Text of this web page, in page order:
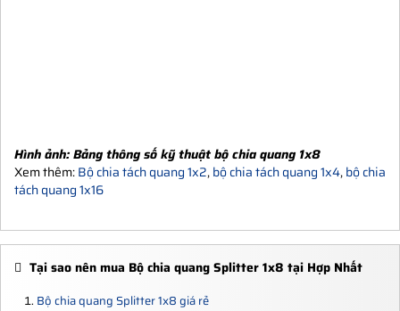
Hình ảnh:Bảng thông số kỹ thuật bộ chia quang 1x8
Xem thêm:Bộ chia tách quang 1x2,bộ chia tách quang 1x4,bộ chia
tách quang 1x16
Tại sao nên mua Bộ chia quang Splitter 1x8 tại Hợp Nhất
Bộ chia quang Splitter 1x8 giá rẻ